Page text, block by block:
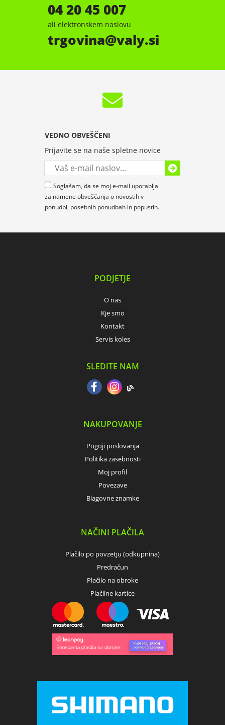
04 20 45 007
ali elektronskem naslovu
trgovina valy.si
VEDNO OBVEŠČENI
Prijavite se na naše spletne novice
Soglašam, da se moj e-mail uporablja
za namene obveščanja o novostih v
ponudbi, posebnih ponudbah in popustih.
PODJETJE
O nas
Kje smo
Kontakt
Servis koles
SLEDITE NAM
NAKUPOVANJE
Pogoji poslovanja
Politika zasebnosti
Moj profil
Povezave
Blagovne znamke
NAČINI PLAČILA
Plačilo po povzetju (odkupnina)
Predračun
Plačilo na obroke
Plačilne kartice